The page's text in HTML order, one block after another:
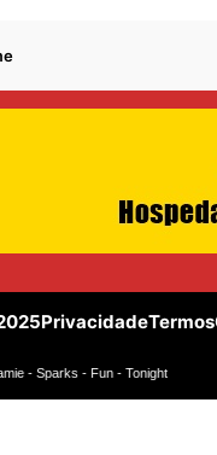
PrivacidadeTermos